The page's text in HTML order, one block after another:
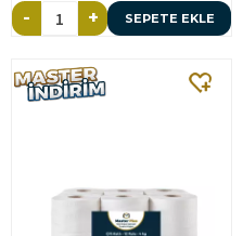
- + SEPETE EKLE